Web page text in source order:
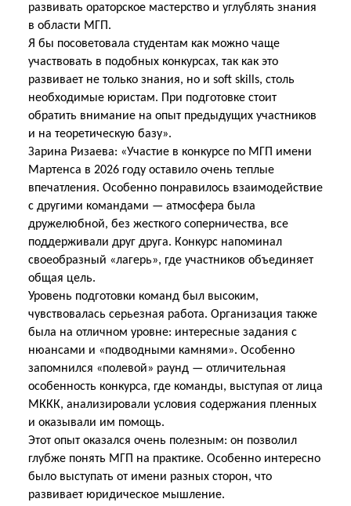
развивать ораторское мастерство и углублять знания
в области МГП.
Я бы посоветовала студентам как можно чаще
участвовать в подобных конкурсах, так как это
развивает не только знания, но и soft skills, столь
необходимые юристам. При подготовке стоит
обратить внимание на опыт предыдущих участников
и на теоретическую базу».
Зарина Ризаева: «Участие в конкурсе по МГП имени
Мартенса в 2026 году оставило очень теплые
впечатления. Особенно понравилось взаимодействие
с другими командами — атмосфера была
дружелюбной, без жесткого соперничества, все
поддерживали друг друга. Конкурс напоминал
своеобразный «лагерь», где участников объединяет
общая цель.
Уровень подготовки команд был высоким,
чувствовалась серьезная работа. Организация также
была на отличном уровне: интересные задания с
нюансами и «подводными камнями». Особенно
запомнился «полевой» раунд — отличительная
особенность конкурса, где команды, выступая от лица
МККК, анализировали условия содержания пленных
и оказывали им помощь.
Этот опыт оказался очень полезным: он позволил
глубже понять МГП на практике. Особенно интересно
было выступать от имени разных сторон, что
развивает юридическое мышление.